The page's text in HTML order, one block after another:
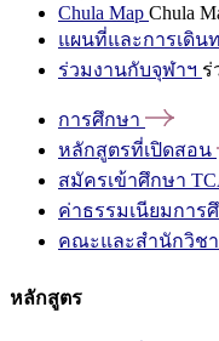
Chula Map Chula
แผนที่และการเดิน
ร่วมงานกับจุฬาฯ ร่
การศึกษา
หลักสูตรที่เปิดสอน
สมัครเข้าศึกษา
ค่าธรรมเนียมการ
คณะและสำนักวิชา
หลักสูตร